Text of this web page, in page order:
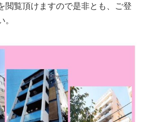
閲覧頂けますので是非とも、ご登